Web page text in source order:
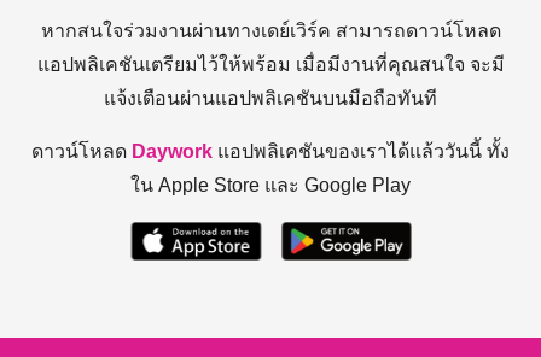
หากสนใจร่วมงานผ่านทางเดย์เวิร์ค สามารถดาวน์โหลด
แอปพลิเคชันเตรียมไว้ให้พร้อม เมื่อมีงานที่คุณสนใจ จะมี
แจ้งเตือนผ่านแอปพลิเคชันบนมือถือทันที
ดาวน์โหลด Daywork แอปพลิเคชันของเราได้แล้ววันนี้ ทั้ง
ใน Apple Store และ Google Play